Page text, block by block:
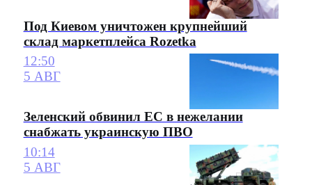
Под Киевом уничтожен крупнейший
склад маркетплейса Rozetka
12:50
5 АВГ
Зеленский обвинил ЕС в нежелании
снабжать украинскую ПВО
10:14
5 АВГ